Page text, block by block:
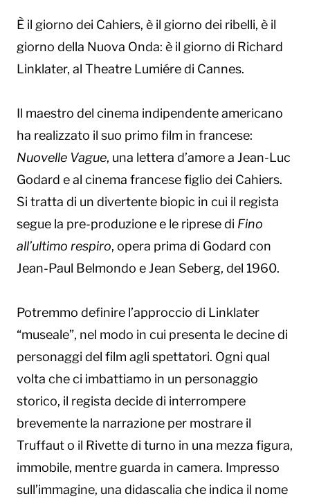
È il giorno dei Cahiers, è il giorno dei ribelli, è il
giorno della Nuova Onda: è il giorno di Richard
Linklater, al Theatre Lumiére di Cannes.
Il maestro del cinema indipendente americano
ha realizzato il suo primo film in francese:
Nuovelle Vague, una lettera d’amore a Jean-Luc
Godard e al cinema francese figlio dei Cahiers.
Si tratta di un divertente biopic in cui il regista
segue la pre-produzione e le riprese di Fino
all’ultimo respiro, opera prima di Godard con
Jean-Paul Belmondo e Jean Seberg, del 1960.
Potremmo definire l’approccio di Linklater
“museale”, nel modo in cui presenta le decine di
personaggi del film agli spettatori. Ogni qual
volta che ci imbattiamo in un personaggio
storico, il regista decide di interrompere
brevemente la narrazione per mostrare il
Truffaut o il Rivette di turno in una mezza figura,
immobile, mentre guarda in camera. Impresso
sull’immagine, una didascalia che indica il nome